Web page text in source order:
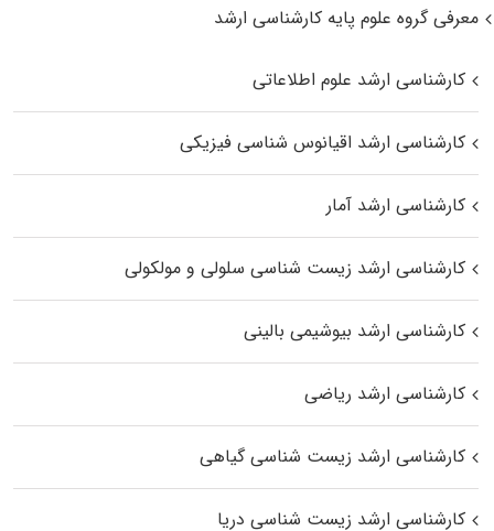
معرفی گروه علوم پایه کارشناسی ارشد
کارشناسی ارشد علوم اطلاعاتی
کارشناسی ارشد اقیانوس‌ شناسی فیزیکی
کارشناسی ارشد آمار
کارشناسی ارشد زیست شناسی سلولی و مولکولی
کارشناسی ارشد بیوشیمی بالینی
کارشناسی ارشد ریاضی
کارشناسی ارشد زیست‌ شناسی گیاهی
کارشناسی ارشد زیست‌ شناسی دریا